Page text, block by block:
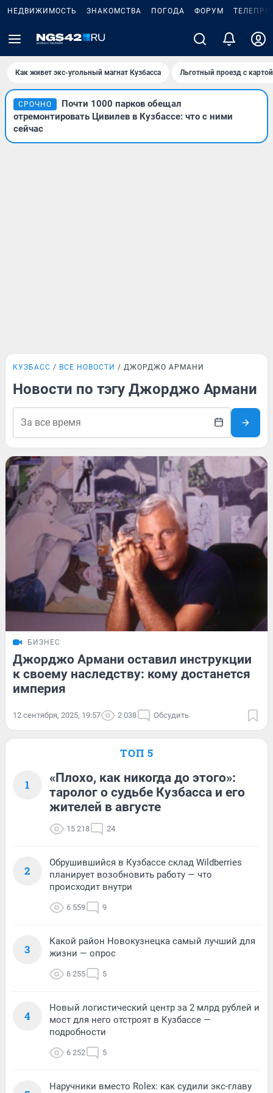
НЕДВИЖИМОСТЬ ЗНАКОМСТВА ПОГОДА ФОРУМ
Как живет экс-угольный магнат Кузбасса Льготный проезд с
СРОЧНО
Почти 1000 парков обещал
отремонтировать Цивилев в Кузбассе: что с ними
сейчас
КУЗБАСС ВСЕ НОВОСТИ ДЖОРДЖО АРМАНИ
Новости по тэгу Джорджо Армани
БИЗНЕС
Джорджо Армани оставил инструкции
к своему наследству: кому достанется
империя
12 сентября, 2025, 19:57 2 038 Обсудить
ТОП 5
1
«Плохо, как никогда до этого»:
таролог о судьбе Кузбасса и его
жителей в августе
15 218 24
2
Обрушившийся в Кузбассе склад Wildberries
планирует возобновить работу — что
происходит внутри
6 559 9
3
Какой район Новокузнецка самый лучший для
жизни — опрос
6 255 5
4
Новый логистический центр за 2 млрд рублей и
мост для него отстроят в Кузбассе —
подробности
6 252 5
Наручники вместо Rolex: как судили экс-главу